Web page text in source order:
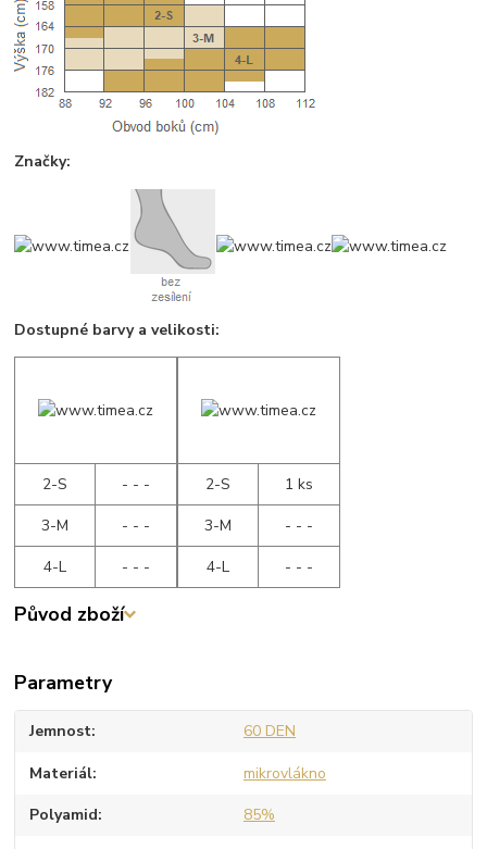
Značky:
Dostupné barvy a velikosti:
2-S
- - -
3-M
- - -
4-L
- - -
2-S
1 ks
3-M
- - -
4-L
- - -
Původ zboží
Parametry
Jemnost 60 DEN
Materiál mikrovlákno
Polyamid 85%